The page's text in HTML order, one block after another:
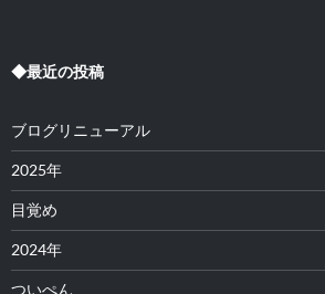
◆最近の投稿
ブログリニューアル
2025年
目覚め
2024年
ついぺん